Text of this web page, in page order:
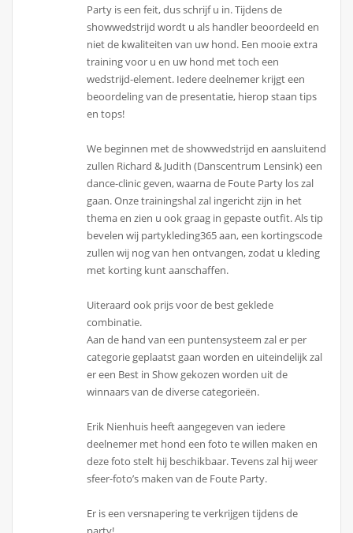
Party is een feit, dus schrijf u in. Tijdens de
showwedstrijd wordt u als handler beoordeeld en
niet de kwaliteiten van uw hond. Een mooie extra
training voor u en uw hond met toch een
wedstrijd-element. Iedere deelnemer krijgt een
beoordeling van de presentatie, hierop staan tips
en tops!
We beginnen met de showwedstrijd en aansluitend
zullen Richard & Judith (Danscentrum Lensink) een
dance-clinic geven, waarna de Foute Party los zal
gaan. Onze trainingshal zal ingericht zijn in het
thema en zien u ook graag in gepaste outfit. Als tip
bevelen wij partykleding365 aan, een kortingscode
zullen wij nog van hen ontvangen, zodat u kleding
met korting kunt aanschaffen.
Uiteraard ook prijs voor de best geklede
combinatie.
Aan de hand van een puntensysteem zal er per
categorie geplaatst gaan worden en uiteindelijk zal
er een Best in Show gekozen worden uit de
winnaars van de diverse categorieën.
Erik Nienhuis heeft aangegeven van iedere
deelnemer met hond een foto te willen maken en
deze foto stelt hij beschikbaar. Tevens zal hij weer
sfeer-foto’s maken van de Foute Party.
Er is een versnapering te verkrijgen tijdens de